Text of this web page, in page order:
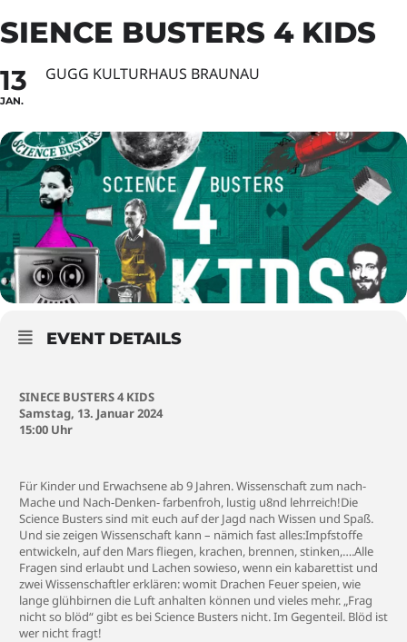
SIENCE BUSTERS 4 KIDS
13
JAN.
GUGG KULTURHAUS BRAUNAU
EVENT DETAILS
SINECE BUSTERS 4 KIDS
Samstag, 13. Januar 2024
15:00 Uhr
Für Kinder und Erwachsene ab 9 Jahren. Wissenschaft zum nach-
Mache und Nach-Denken- farbenfroh, lustig u8nd lehrreich!Die
Science Busters sind mit euch auf der Jagd nach Wissen und Spaß.
Und sie zeigen Wissenschaft kann – nämich fast alles:Impfstoffe
entwickeln, auf den Mars fliegen, krachen, brennen, stinken,….Alle
Fragen sind erlaubt und Lachen sowieso, wenn ein kabarettist und
zwei Wissenschaftler erklären: womit Drachen Feuer speien, wie
lange glühbirnen die Luft anhalten können und vieles mehr. „Frag
nicht so blöd“ gibt es bei Science Busters nicht. Im Gegenteil. Blöd ist
wer nicht fragt!